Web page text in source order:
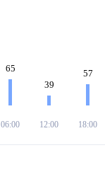
65
06:00
39
12:00
57
18:00